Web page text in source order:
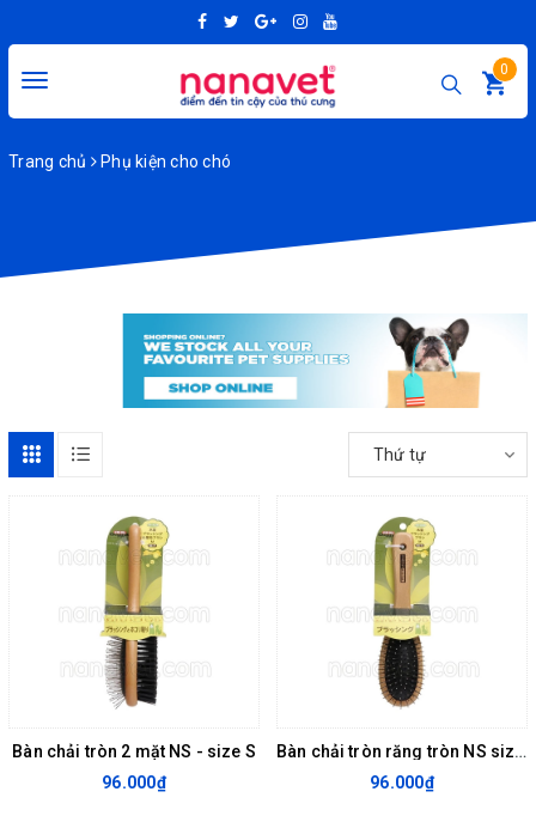
Toggle
0
Trang chủ Phụ kiện cho chó
Thứ tự
Bàn chải tròn 2 mặt NS - size S
96.000₫
Bàn chải tròn răng tròn NS size M
96.000₫